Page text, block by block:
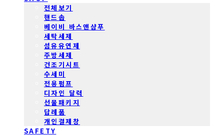
전체보기
핸드솝
베이비 바스앤샴푸
세탁세제
섬유유연제
주방세제
건조기시트
수세미
전용펌프
디자인 달력
선물패키지
답례품
개인결제창
SAFETY